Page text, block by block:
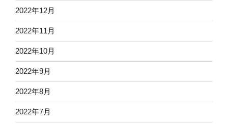
2022年12月
2022年11月
2022年10月
2022年9月
2022年8月
2022年7月